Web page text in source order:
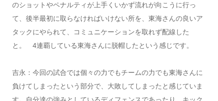
のショットやペナルティが上手くいかず流れが向こうに行っ
て、後半最初に取らなければいけない所を、東海さんの良いア
タックにやられて、コミュニケーションを取れず配線した
と。 4連覇している東海さんに脱帽したという感じです。
吉永：今回の試合では個々の力でもチームの力でも東海さんに
負けてしまったという部分で、大敗してしまったと感じていま
す。自分達の強みとしているディフェンスであったり、キック